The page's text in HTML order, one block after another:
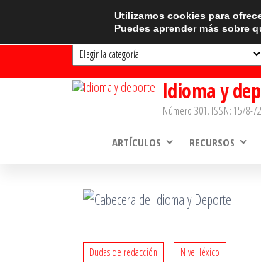
CATEGORÍAS
Categorías
Idioma y
Número 301. ISSN: 1578-
ARTÍCULOS RECURSOS
Dudas de redacción Nivel léxico
Utilizamos cookies para
Puedes aprender más sobre